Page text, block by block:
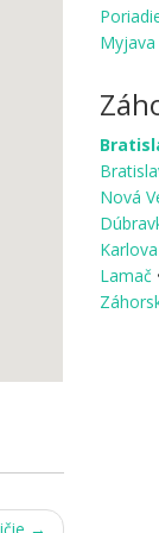
→
Myjava
Nová
Lamač